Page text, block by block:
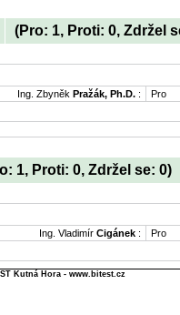
(Pro: 1, Proti: 0, Zdržel
Ing. Zbyněk Pražák, Ph.D. : Pro
1, Proti: 0, Zdržel se: 0)
Ing. Vladimír Cigánek : Pro
Kutná Hora - www.bitest.cz